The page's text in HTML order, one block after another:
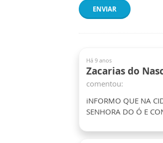
ENVIAR
Há 9 anos
Zacarias do
comentou:
iNFORMO QUE NA
SENHORA DO Ó E